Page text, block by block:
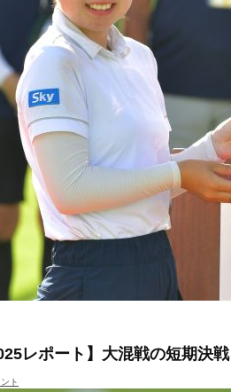
レポート】大混戦の短期決
ト